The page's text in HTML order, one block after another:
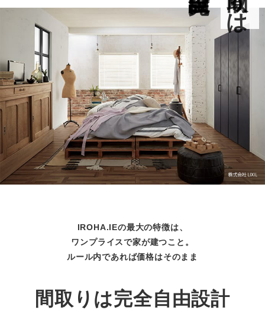
IROHA.IEの最大の特徴は、
ワンプライスで家が建つこと。
ルール内であれば価格はそのまま
間取りは完全自由設計